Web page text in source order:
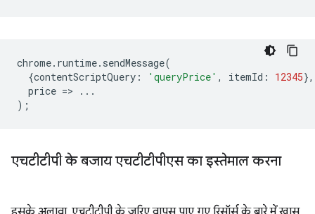
chrome. runtime. sendMessage(
{contentScriptQuery : 'queryPrice' , itemId : 12345},
price =>
...
);
एचटीटीपी के बजाय एचटीटीपीएस का इस्तेमाल करना